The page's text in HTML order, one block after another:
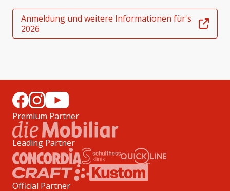
Anmeldung und weitere Informationen für's
2026
Premium Partner
Leading Partner
Official Partner